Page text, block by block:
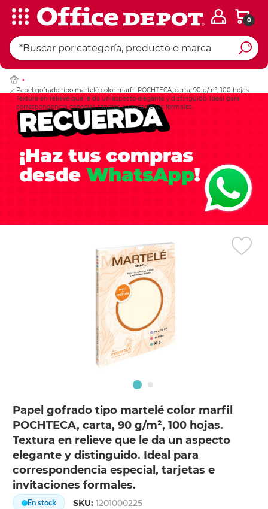
0
Papel gofrado tipo martelé color marfil POCHTECA, carta, 90 g/m², 100 hojas.
Textura en relieve que le da un aspecto elegante y distinguido. Ideal para
correspondencia especial, tarjetas e invitaciones formales.
Papel gofrado tipo martelé color marfil
POCHTECA, carta, 90 g/m², 100 hojas.
Textura en relieve que le da un aspecto
elegante y distinguido. Ideal para
correspondencia especial, tarjetas e
invitaciones formales.
En stock SKU:1201000225
Ingresar Codigo